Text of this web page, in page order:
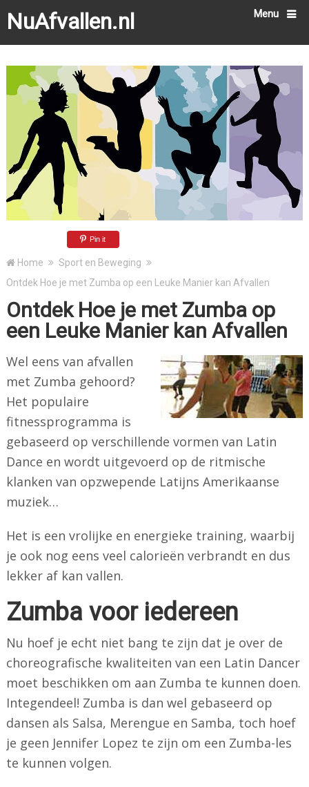
NuAfvallen.nl Menu
Pin it
Home
Sport en Beweging
Ontdek Hoe je met Zumba op een Leuke Manier kan Afvallen
Ontdek Hoe je met Zumba op
een Leuke Manier kan Afvallen
Wel eens van afvallen
met Zumba gehoord?
Het populaire
fitnessprogramma is
gebaseerd op verschillende vormen van Latin
Dance en wordt uitgevoerd op de ritmische
klanken van opzwepende Latijns Amerikaanse
muziek…
Het is een vrolijke en energieke training, waarbij
je ook nog eens veel calorieën verbrandt en dus
lekker af kan vallen.
Zumba voor iedereen
Nu hoef je echt niet bang te zijn dat je over de
choreografische kwaliteiten van een Latin Dancer
moet beschikken om aan Zumba te kunnen doen.
Integendeel! Zumba is dan wel gebaseerd op
dansen als Salsa, Merengue en Samba, toch hoef
je geen Jennifer Lopez te zijn om een Zumba-les
te kunnen volgen.